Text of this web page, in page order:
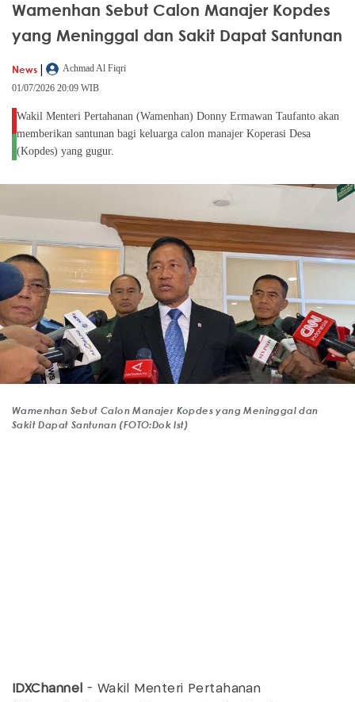
Wamenhan Sebut Calon Manajer Kopdes
yang Meninggal dan Sakit Dapat Santunan
News |
Achmad Al Fiqri
01/07/2026 20:09 WIB
Wakil Menteri Pertahanan (Wamenhan) Donny Ermawan Taufanto akan
memberikan santunan bagi keluarga calon manajer Koperasi Desa
(Kopdes) yang gugur.
Wamenhan Sebut Calon Manajer Kopdes yang Meninggal dan
Sakit Dapat Santunan (FOTO:Dok Ist)
IDXChannel
- Wakil Menteri Pertahanan